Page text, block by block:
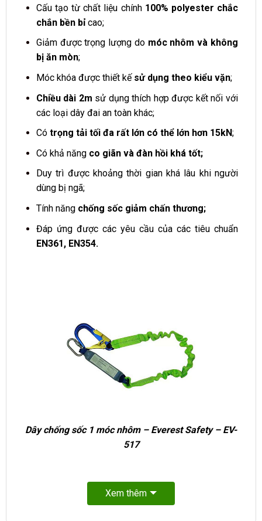
Cấu tạo từ chất liệu chính 100% polyester chắc
chắn bền bỉcao;
Giảm được trọng lượng domóc nhôm và không
bị ăn mòn;
Móc khóa được thiết kế sử dụng theo kiểu vặn;
Chiều dài 2m sử dụng thích hợp được kết nối với
các loại dây đai an toàn khác;
Cótrọng tải tối đa rất lớn có thể lớn hơn 15kN;
Có khả năng co giãn và đàn hồi khá tốt;
Duy trì được khoảng thời gian khá lâu khi người
dùng bị ngã;
Tính năng chống sốc giảm chấn thương;
Đáp ứng được các yêu cầu của các tiêu chuẩn
EN361, EN354.
Dây chống sốc 1 móc nhôm – Everest Safety – EV-
517
Xem thêm